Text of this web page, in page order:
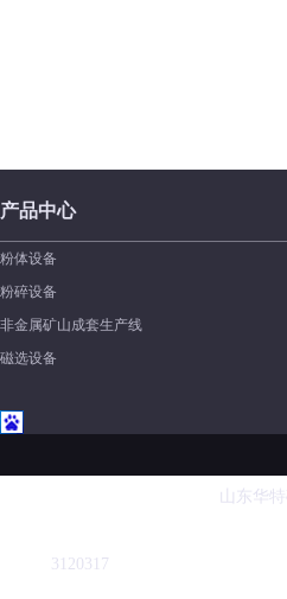
产品中心
粉体设备
粉碎设备
非金属矿山成套生产线
磁选设备
山东华